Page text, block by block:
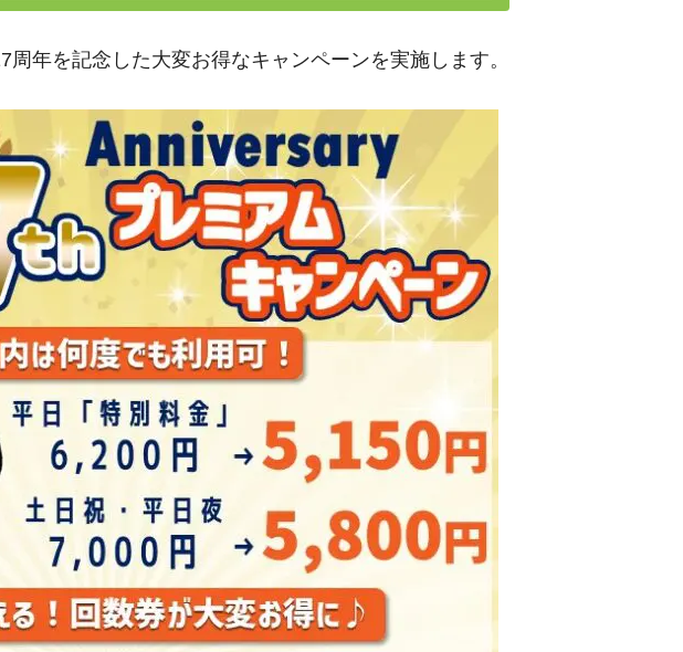
年を記念した大変お得なキャンペーンを実施します。